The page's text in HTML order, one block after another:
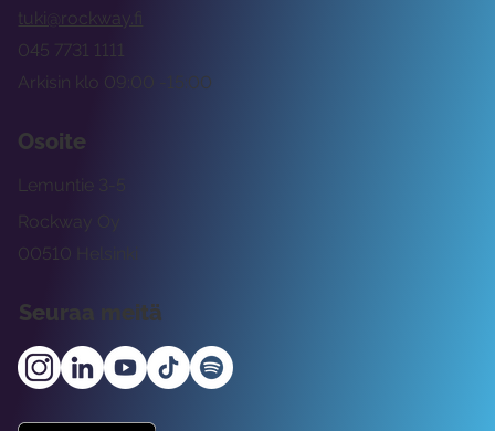
tuki@rockway.fi
Arkisin klo 09:00 -15:00
045 7731 1111
Osoite
Rockway Oy
Lemuntie 3-5
00510 Helsinki
Seuraa meitä